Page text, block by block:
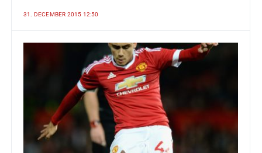
31. DECEMBER 2015 12:50